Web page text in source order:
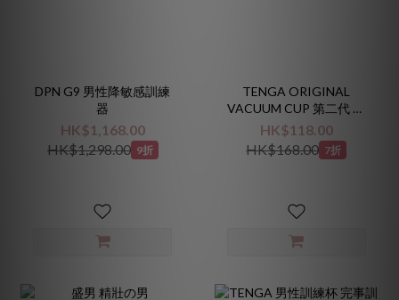
DPN G9 男性降敏感訓練
器
HK$1,168.00
HK$1,298.00 9折
TENGA ORIGINAL
VACUUM CUP 第二代 超
柔軟型
HK$118.00
HK$168.00 7折